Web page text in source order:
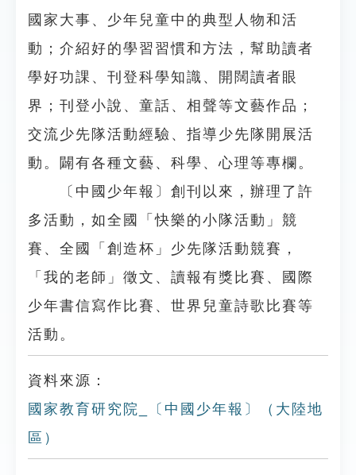
國家大事、少年兒童中的典型人物和活
動；介紹好的學習習慣和方法，幫助讀者
學好功課、刊登科學知識、開闊讀者眼
界；刊登小說、童話、相聲等文藝作品；
交流少先隊活動經驗、指導少先隊開展活
動。闢有各種文藝、科學、心理等專欄。
〔中國少年報〕創刊以來，辦理了許
多活動，如全國「快樂的小隊活動」競
賽、全國「創造杯」少先隊活動競賽，
「我的老師」徵文、讀報有獎比賽、國際
少年書信寫作比賽、世界兒童詩歌比賽等
活動。
資料來源：
國家教育研究院_〔中國少年報〕（大陸地
區）